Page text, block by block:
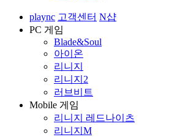
plaync 고객센터 N샵
PC 게임
Blade&Soul
아이온
리니지
리니지2
러브비트
Mobile 게임
리니지 레드나이츠
리니지M